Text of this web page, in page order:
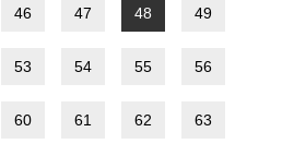
46 47 48 49
53 54 55 56
60 61 62 63